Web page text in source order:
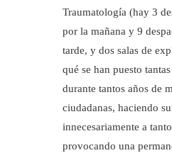
Traumatología (hay 3
por la mañana y 9
tarde, y dos salas de
qué se han puesto
durante tantos años de
ciudadanas, haciendo
innecesariamente a
provocando una